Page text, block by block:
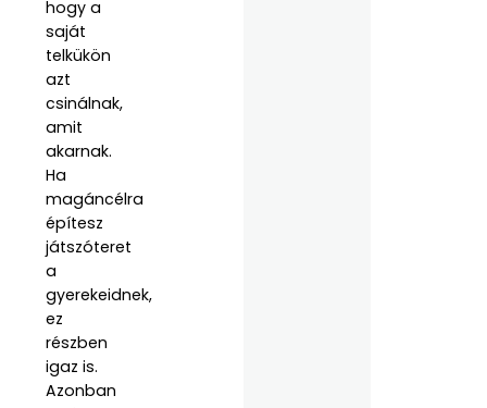
hogy a
saját
telkükön
azt
csinálnak,
amit
akarnak.
Ha
magáncélra
építesz
játszóteret
a
gyerekeidnek,
ez
részben
igaz is.
Azonban